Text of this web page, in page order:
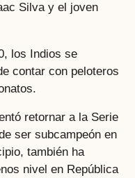
Silva y el joven
los Indios se
contar con peloteros
retornar a la Serie
ser subcampeón en
también ha
nivel en República